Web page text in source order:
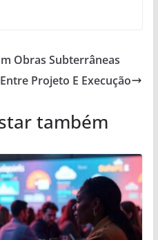
Obras Subterrâneas
Projeto E Execução
também